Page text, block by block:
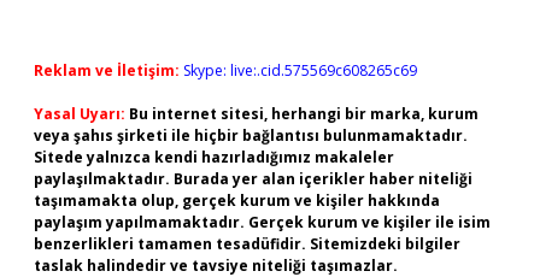
Reklam ve İletişim: Skype: live:.cid.575569c608265c69
Yasal Uyarı: Bu internet sitesi, herhangi bir marka, kurum
veya şahıs şirketi ile hiçbir bağlantısı bulunmamaktadır.
Sitede yalnızca kendi hazırladığımız makaleler
paylaşılmaktadır. Burada yer alan içerikler haber niteliği
taşımamakta olup, gerçek kurum ve kişiler hakkında
paylaşım yapılmamaktadır. Gerçek kurum ve kişiler ile isim
benzerlikleri tamamen tesadüfidir. Sitemizdeki bilgiler
taslak halindedir ve tavsiye niteliği taşımazlar.